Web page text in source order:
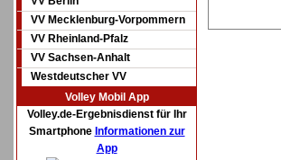
VV Mecklenburg-Vorpommern
VV Rheinland-Pfalz
VV Sachsen-Anhalt
Westdeutscher VV
Volley Mobil App
Volley.de-Ergebnisdienst für Ihr
Smartphone Informationen zur
App